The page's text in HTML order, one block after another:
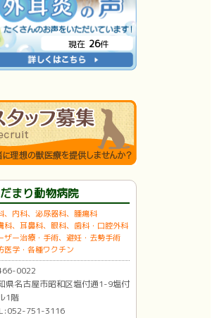
現在 26件
まり動物病院
、内科、泌尿器科、腫瘍科
科、耳鼻科、眼科、歯科・口腔外科
ザー治療・手術、避妊・去勢手術
医学・各種ワクチン
0022
県名古屋市昭和区塩付通1-9塩付
1階
751-3116